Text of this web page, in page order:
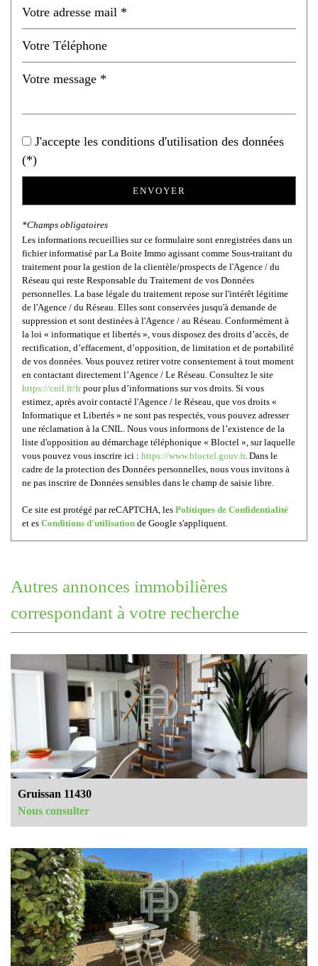
Habitants de moins de 25 ans
Habitants de 25 à 55 ans
Habitants de plus de 55 ans
42,59 %
Nombre d'enfants par famille
Appartements
46,45 %
J'accepte les conditions d'utilisation des données
(*)
ENVOYER
*Champs obligatoires
Les informations recueillies sur ce formulaire sont enregistrées dans un
fichier informatisé par La Boite Immo agissant comme Sous-traitant du
traitement pour la gestion de la clientèle/prospects de l'Agence / du
Réseau qui reste Responsable du Traitement de vos Données
personnelles. La base légale du traitement repose sur l'intérêt légitime
de l'Agence / du Réseau. Elles sont conservées jusqu'à demande de
suppression et sont destinées à l'Agence / au Réseau. Conformément à
la loi « informatique et libertés », vous disposez des droits d’accès, de
rectification, d’effacement, d’opposition, de limitation et de portabilité
de vos données. Vous pouvez retirer votre consentement à tout moment
en contactant directement l’Agence / Le Réseau. Consultez le site
https://cnil.fr/frpour plus d’informations sur vos droits. Si vous
estimez, après avoir contacté l'Agence / le Réseau, que vos droits «
Informatique et Libertés » ne sont pas respectés, vous pouvez adresser
une réclamation à la CNIL. Nous vous informons de l’existence de la
liste d'opposition au démarchage téléphonique « Bloctel », sur laquelle
vous pouvez vous inscrire ici : https://www.bloctel.gouv.fr. Dans le
cadre de la protection des Données personnelles, nous vous invitons à
ne pas inscrire de Données sensibles dans le champ de saisie libre.
Ce site est protégé par reCAPTCHA, les Politiques de Confidentialité
et es Conditions d'utilisation de Google s'appliquent.
autres annonces immobilières
correspondant à votre recherche
Gruissan 11430
Nous consulter